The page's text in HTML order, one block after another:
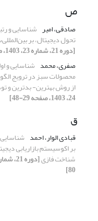
ص
صادقی، امیر شناسایی و
تحول دیجیتال، بر
[دوره 21، شماره 23، 1403، صفحه 81-102]
صفری، محمد شناسایی و
محصولات سبز در ترویج
از روش بهترین- بدترین و
24، 1403، صفحه 29-48]
ق
قبادی الوار، احمد
بر اکوسیستم بازاریابی
شناخت فازی
80]